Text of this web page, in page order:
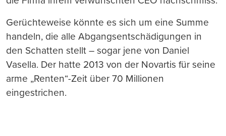
Gerüchteweise könnte es sich um eine Summe
handeln, die alle Abgangsentschädigungen in
den Schatten stellt – sogar jene von Daniel
Vasella. Der hatte 2013 von der Novartis für seine
arme „Renten“-Zeit über 70 Millionen
eingestrichen.